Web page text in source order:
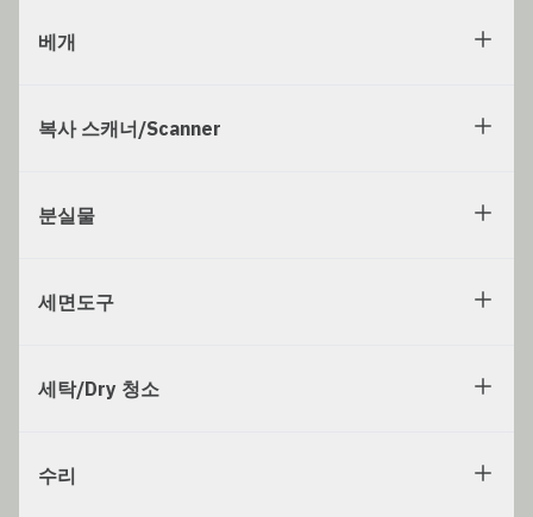
베개
복사 스캐너/Scanner
분실물
세면도구
세탁/Dry 청소
수리